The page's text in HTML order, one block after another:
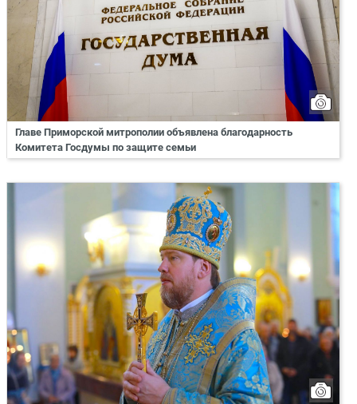
Главе Приморской митрополии объявлена благодарность
Комитета Госдумы по защите семьи